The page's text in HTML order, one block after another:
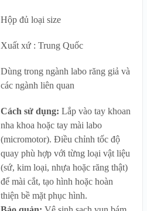
Hộp đủ loại size
Xuất xứ : Trung Quốc
Dùng trong ngành labo răng giả và
các ngành liên quan
Cách sử dụng: Lắp vào tay khoan
nha khoa hoặc tay mài labo
(micromotor). Điều chỉnh tốc độ
quay phù hợp với từng loại vật liệu
(sứ, kim loại, nhựa hoặc răng thật)
để mài cắt, tạo hình hoặc hoàn
thiện bề mặt phục hình.